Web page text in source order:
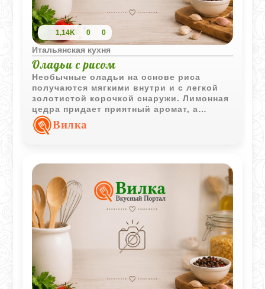
1,14K 0 0
Итальянская кухня
Оладьи с рисом
Необычные оладьи на основе риса
получаются мягкими внутри и с легкой
золотистой корочкой снаружи. Лимонная
цедра придает приятный аромат, а
сахарная посыпка делает блюдо
отличным вариантом для завтрака или
Вилка